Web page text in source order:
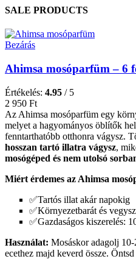
SALE PRODUCTS
Bezárás
Ahimsa mosóparfüm – 6
Értékelés: 4.95 / 5
2 950 Ft
Az Ahimsa mosóparfüm egy
melyet a hagyományos öblítők
fenntarthatóbb otthonra vágysz.
hosszan tartó illatra vágysz,
mosógéped és nem utolsó
Miért érdemes az Ahimsa
✅Tartós illat akár napokig
✅Környezetbarát és
✅Gazdaságos kiszerelés:
Használat: Mosáskor adagolj
ecethez majd keverd össze.